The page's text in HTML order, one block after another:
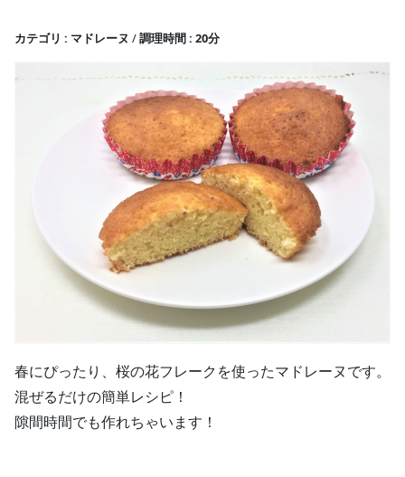
カテゴリ マドレーヌ 調理時間 20分
春にぴったり、桜の花フレークを使ったマドレーヌです。
混ぜるだけの簡単レシピ！
隙間時間でも作れちゃいます！